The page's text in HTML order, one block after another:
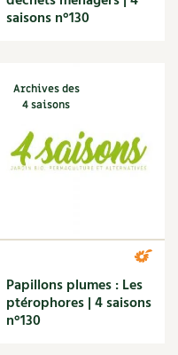
saisons n°130
Archives des
4 saisons
Papillons plumes : Les
ptérophores | 4 saisons
n°130